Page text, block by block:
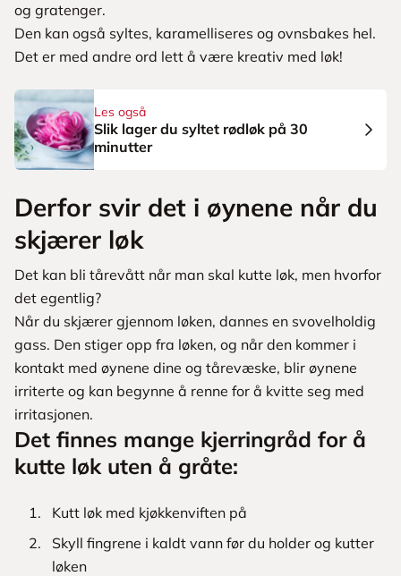
og gratenger.
Den kan også syltes, karamelliseres og ovnsbakes hel.
Det er med andre ord lett å være kreativ med løk!
Les også
Slik lager du syltet rødløk på 30
minutter
Derfor svir det i øynene når du
skjærer løk
Det kan bli tårevått når man skal kutte løk, men hvorfor
det egentlig?
Når du skjærer gjennom løken, dannes en svovelholdig
gass. Den stiger opp fra løken, og når den kommer i
kontakt med øynene dine og tårevæske, blir øynene
irriterte og kan begynne å renne for å kvitte seg med
irritasjonen.
Det finnes mange kjerringråd for å
kutte løk uten å gråte:
Kutt løk med kjøkkenviften på
Skyll fingrene i kaldt vann før du holder og kutter
løken